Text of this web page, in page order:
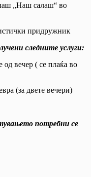
„Наш салаш“ во
придружник
следните услуги:
од вечер ( се плаќа во
(за двете вечери)
потребни се